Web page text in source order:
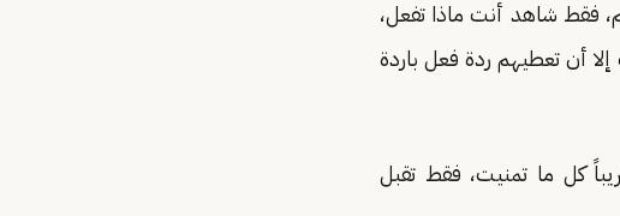
فقط شاهد أنت ماذا تفعل،
أن تعطيهم ردة فعل باردة
كل ما تمنيت، فقط تقبل